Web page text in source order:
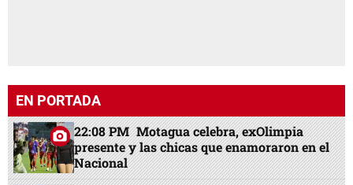
EN PORTADA
22:08 PM Motagua celebra, exOlimpia
presente y las chicas que enamoraron en el
Nacional